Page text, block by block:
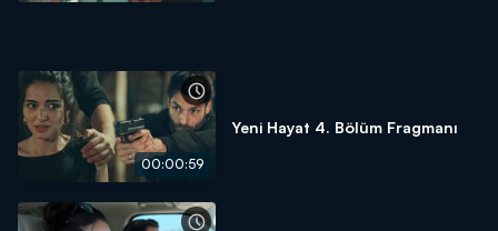
00:00:59
Yeni Hayat 4. Bölüm Fragmanı